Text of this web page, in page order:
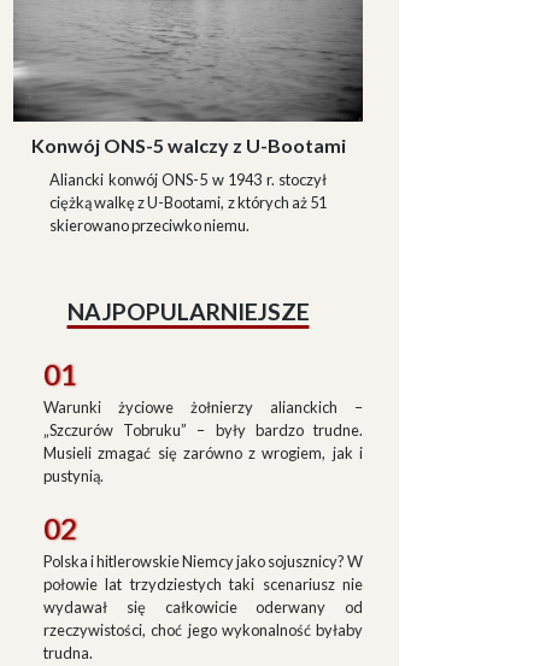
Konwój ONS-5 walczy z U-Bootami
Aliancki konwój ONS-5 w 1943 r. stoczył
ciężką walkę z U-Bootami, z których aż 51
skierowano przeciwko niemu.
NAJPOPULARNIEJSZE
01
Warunki życiowe żołnierzy alianckich –
„Szczurów Tobruku” – były bardzo trudne.
Musieli zmagać się zarówno z wrogiem, jak i
pustynią.
02
Polska i hitlerowskie Niemcy jako sojusznicy? W
połowie lat trzydziestych taki scenariusz nie
wydawał się całkowicie oderwany od
rzeczywistości, choć jego wykonalność byłaby
trudna.